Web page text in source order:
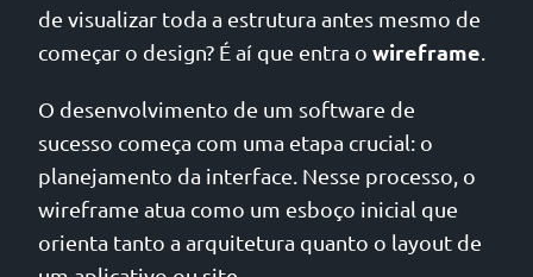
de visualizar toda a estrutura antes mesmo de
começar o design? É aí que entra o wireframe.
O desenvolvimento de um software de
sucesso começa com uma etapa crucial: o
planejamento da interface. Nesse processo, o
wireframe atua como um esboço inicial que
orienta tanto a arquitetura quanto o layout de